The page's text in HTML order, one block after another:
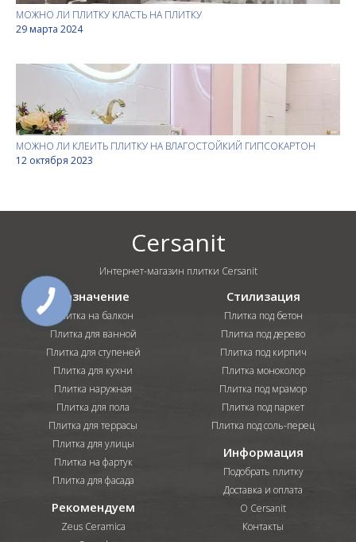
МОЖНО ЛИ ПЛИТКУ КЛАСТЬ НА ПЛИТКУ
29 марта 2024
МОЖНО ЛИ КЛЕИТЬ ПЛИТКУ НА ВЛАГОСТОЙКИЙ ГИПСОКАРТОН
12 октября 2023
Cersanit
Интернет-магазин плитки Cersanit
Назначение
Плитка на балкон
Плитка для ванной
Плитка для ступеней
Плитка для кухни
Плитка наружная
Плитка для пола
Плитка для террасы
Плитка для улицы
Плитка на фартук
Плитка для фасада
Стилизация
Плитка под бетон
Плитка под дерево
Плитка под кирпич
Плитка моноколор
Плитка под мрамор
Плитка под паркет
Плитка под соль-перец
Информация
Подобрать плитку
Доставка и оплата
О Cersanit
Контакты
Рекомендуем
Zeus Ceramica
КНОПКА
СВЯЗИ